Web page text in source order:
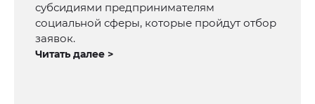
субсидиями предпринимателям
социальной сферы, которые пройдут отбор
заявок.
Читать далее >